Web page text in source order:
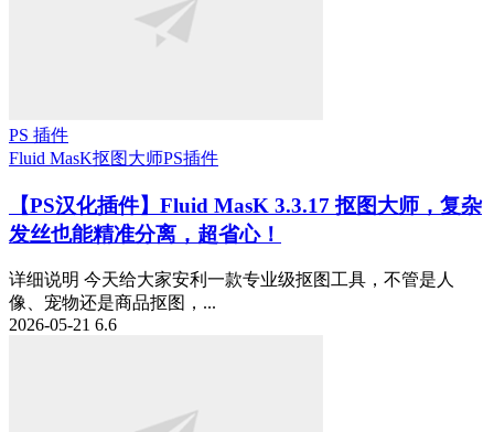
PS 插件
Fluid MasK抠图大师PS插件
【PS汉化插件】Fluid MasK 3.3.17 抠图大师，复杂
发丝也能精准分离，超省心！
详细说明 今天给大家安利一款专业级抠图工具，不管是人
像、宠物还是商品抠图，...
2026-05-21 6.6